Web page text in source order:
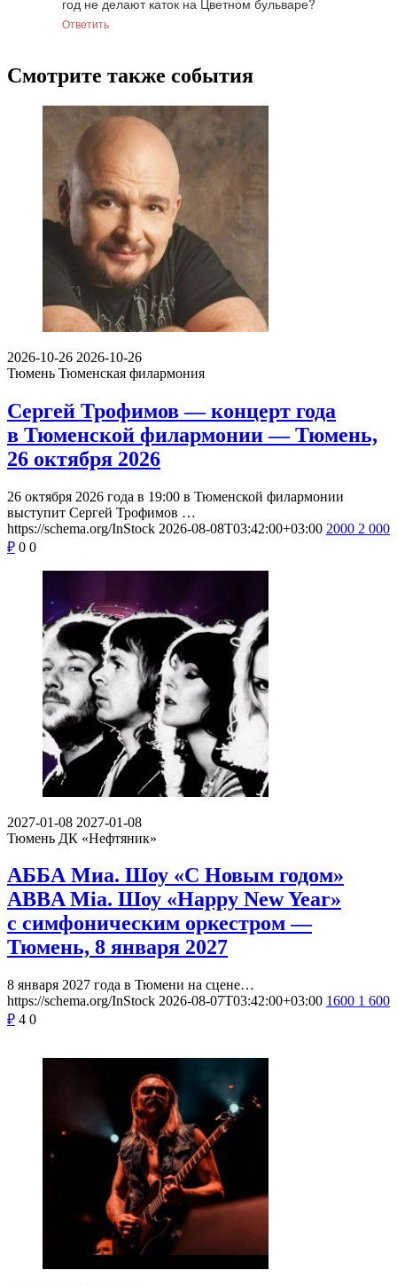
Ответить
Смотрите также события
2026-10-26 2026-10-26
Тюмень Тюменская филармония
Сергей Трофимов — концерт года
в Тюменской филармонии — Тюмень,
26 октября 2026
26 октября 2026 года в 19:00 в Тюменской филармонии
выступит Сергей Трофимов …
https://schema.org/InStock 2026-08-08T03:42:00+03:00 2000 2 000
₽ 0 0
2027-01-08 2027-01-08
Тюмень ДК «Нефтяник»
АББА Миа. Шоу «С Новым годом»
ABBA Mia. Шоу «Happy New Year»
с симфоническим оркестром —
Тюмень, 8 января 2027
8 января 2027 года в Тюмени на сцене…
https://schema.org/InStock 2026-08-07T03:42:00+03:00 1600 1 600
₽ 4 0